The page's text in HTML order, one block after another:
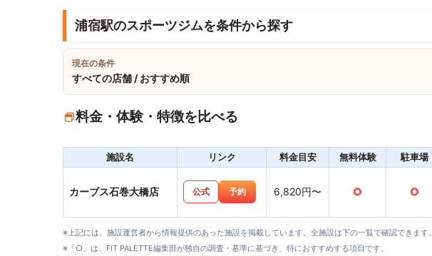
浦宿駅のスポーツジムを条件から探す
現在の条件
すべての店舗 / おすすめ順
料金・体験・特徴を比べる
施設名 リンク 料金目安 無料体験 駐車場
カーブス石巻大橋店 公式 予約 6,820円〜 ○ ○
※上記には、施設運営者から情報提供のあった施設を掲載しています。全施設は下の一覧で確認できます。
※「○」は、FIT PALETTE編集部が独自の調査・基準に基づき、特におすすめする項目です。